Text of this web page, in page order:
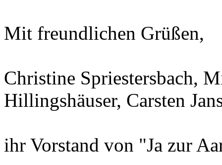
Mit freundlichen Grüßen,
Christine Spriestersbach,
Hillingshäuser, Carsten
ihr Vorstand von "Ja zur